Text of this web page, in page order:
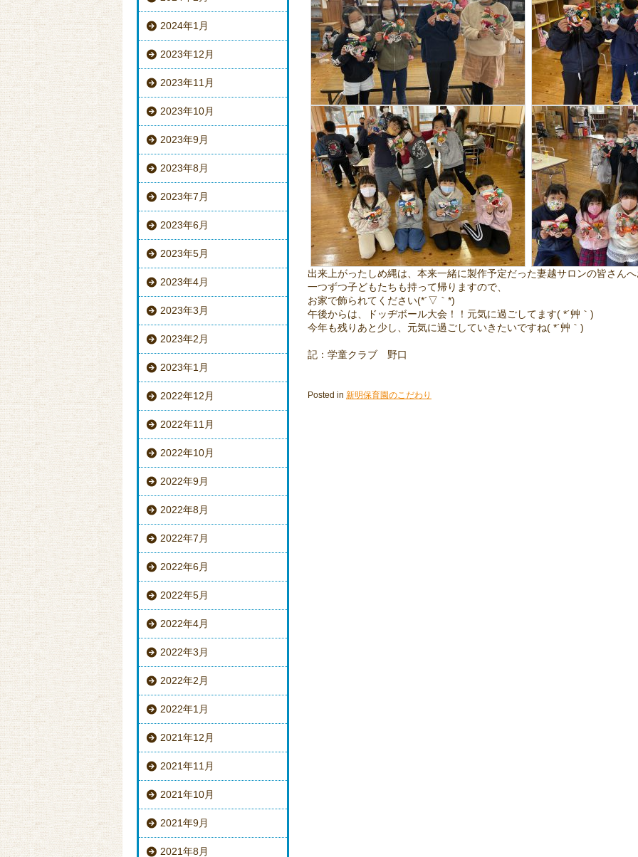
2024年1月
2023年12月
2023年11月
2023年10月
2023年9月
2023年8月
2023年7月
2023年6月
2023年5月
2023年4月
2023年3月
2023年2月
2023年1月
2022年12月
2022年11月
2022年10月
2022年9月
2022年8月
2022年7月
2022年6月
2022年5月
2022年4月
2022年3月
2022年2月
2022年1月
2021年12月
2021年11月
2021年10月
2021年9月
2021年8月
出来上がったしめ縄は、本来一緒に製作予定だった妻越サロンの皆さん
一つずつ子どもたちも持って帰りますので、
お家で飾られてください(*´▽｀*)
午後からは、ドッヂボール大会！！元気に過ごしてます( *´艸｀)
今年も残りあと少し、元気に過ごしていきたいですね( *´艸｀)
記：学童クラブ 野口
Posted in 新明保育園のこだわり